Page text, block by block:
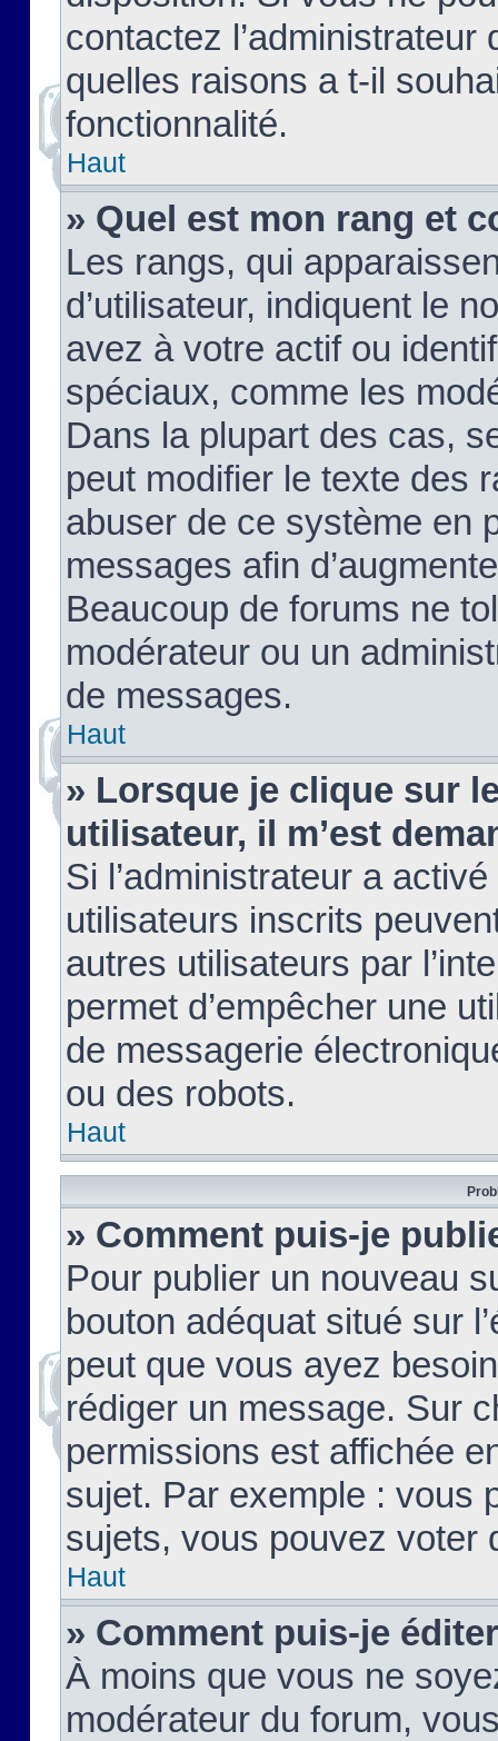
contactez
quelles raisons a t-il
fonctionnalité.
Haut
» Quel est mon rang et
Les rangs, qui
d’utilisateur, indiquent le
avez à votre actif ou
spéciaux, comme les
Dans la plupart des cas,
peut modifier le texte des
abuser de ce système en
messages afin
Beaucoup de forums ne
modérateur ou un
de messages.
Haut
» Lorsque je clique sur
utilisateur, il m’est
Si l’administrateur a
utilisateurs inscrits
autres utilisateurs par
permet d’empêcher une
de messagerie
ou des robots.
Haut
» Comment puis-je
Pour publier un nouveau
bouton adéquat situé sur
peut que vous ayez
rédiger un message. Sur
permissions est affichée
sujet. Par exemple : vous
sujets, vous pouvez voter
Haut
» Comment puis-je
À moins que vous ne
modérateur du forum,